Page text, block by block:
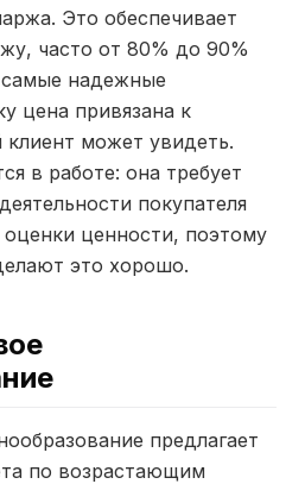
Это обеспечивает
часто от 80% до 90%
надежные
цена привязана к
клиент может увидеть.
в работе: она требует
покупателя
оценки ценности, поэтому
это хорошо.
предлагает
по возрастающим